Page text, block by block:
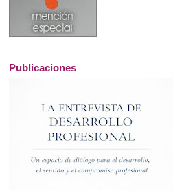
Publicaciones